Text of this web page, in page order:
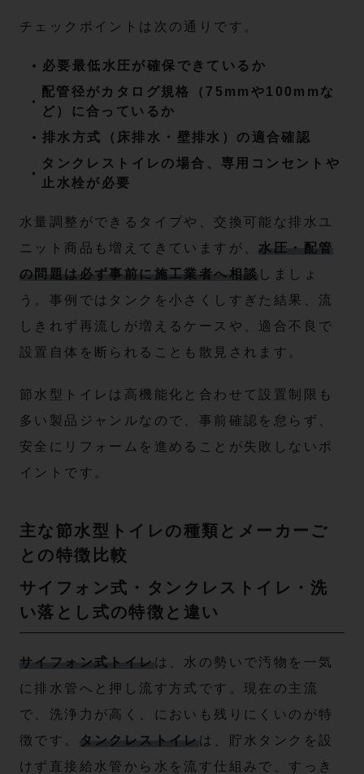
チェックポイントは次の通りです。
必要最低水圧が確保できているか
配管径がカタログ規格（75mmや100mmな
ど）に合っているか
排水方式（床排水・壁排水）の適合確認
タンクレストイレの場合、専用コンセントや
止水栓が必要
水量調整ができるタイプや、交換可能な排水ユ
ニット商品も増えてきていますが、 水圧・配管
の問題は必ず事前に施工業者へ相談 しましょ
う。事例ではタンクを小さくしすぎた結果、流
しきれず再流しが増えるケースや、適合不良で
設置自体を断られることも散見されます。
節水型トイレは高機能化と合わせて設置制限も
多い製品ジャンルなので、事前確認を怠らず、
安全にリフォームを進めることが失敗しないポ
イントです。
主な節水型トイレの種類とメーカーご
との特徴比較
サイフォン式・タンクレストイレ・洗
い落とし式の特徴と違い
サイフォン式トイレ は、水の勢いで汚物を一気
に排水管へと押し流す方式です。現在の主流
で、洗浄力が高く、においも残りにくいのが特
徴です。
タンクレストイレ は、貯水タンクを設
けず直接給水管から水を流す仕組みで、すっき